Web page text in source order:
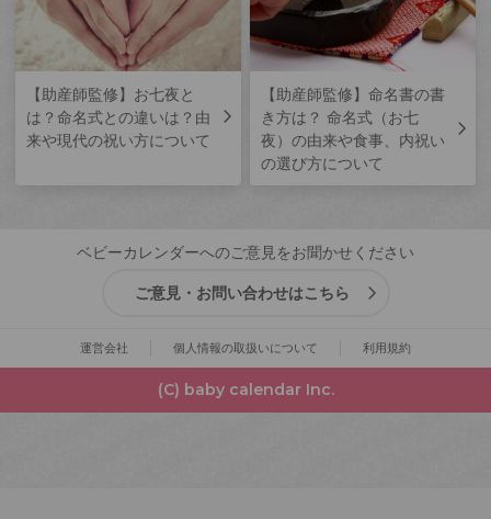
【助産師監修】お七夜と
は？命名式との違いは？由
来や現代の祝い方について
【助産師監修】命名書の書
き方は？ 命名式（お七
夜）の由来や食事、内祝い
の選び方について
ベビーカレンダーへのご意見をお聞かせください
ご意見・お問い合わせはこちら
運営会社 個人情報の取扱いについて 利用規約
(C) baby calendar Inc.